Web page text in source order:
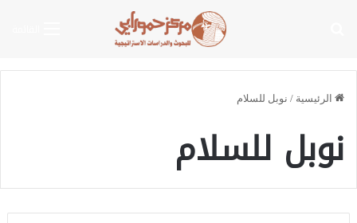
الرئيسية / نوبل للسلام
نوبل للسلام